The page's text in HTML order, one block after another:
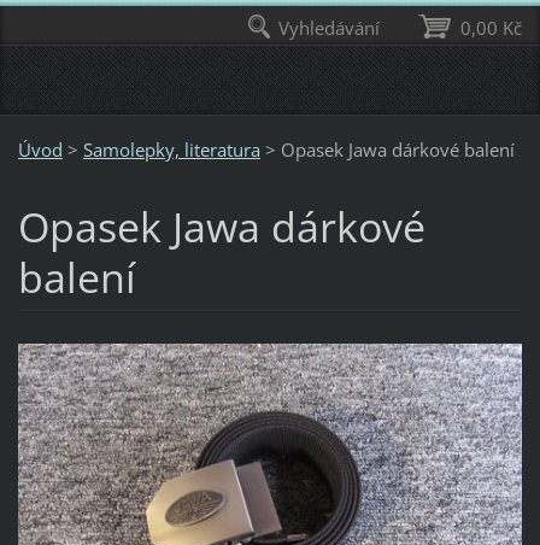
Úvod > Samolepky, literatura > Opasek Jawa dárkové balení
Opasek Jawa dárkové
balení
0,00 Kč
Vyhledávání